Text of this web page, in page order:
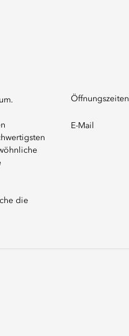
die
Öffnungszeiten
E-Mail